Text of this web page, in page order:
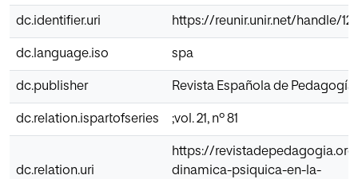
dc.identifier.uri https://reunir.unir.net/handle/
dc.language.iso spa
dc.publisher Revista Española de Pedagogía
dc.relation.ispartofseries ;vol. 21, nº 81
dc.relation.uri
https://
dinamica-psiquica-en-la-